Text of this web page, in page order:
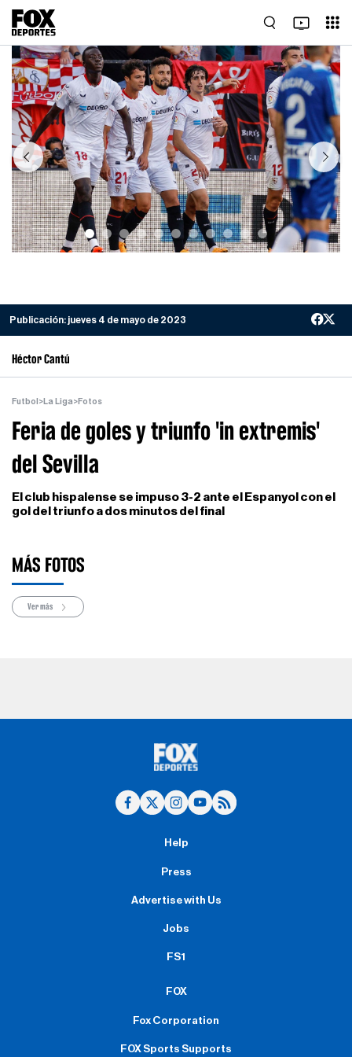
Previous Next
Publicación: jueves 4 de mayo de 2023
Héctor Cantú
Futbol >La Liga>Fotos
Feria de goles y triunfo 'in extremis'
del Sevilla
El club hispalense se impuso 3-2 ante el Espanyol con el
gol del triunfo a dos minutos del final
MÁS FOTOS
Ver más
Help
Press
Advertise with Us
Jobs
FS1
FOX
Fox Corporation
FOX Sports Supports